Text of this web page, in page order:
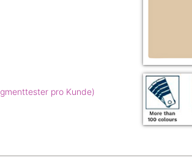
pro Kunde)